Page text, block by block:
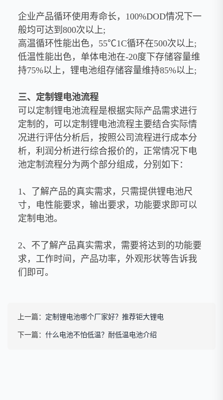
企业产品循环使用寿命长， 100%DOD情况下一
般均可达到 800次以上;
高温循环性能出色， 55℃1C循环在500次以上;
低温性能出色，单体电池在-20度下存储容量维
持75%以上，锂电池组存储容量维持85%以上;
三、定制锂电池流程
可以定制锂电池流程是根据实际产品需求进行
定制的，可以定制锂电池流程主要结合实际情
况进行评估分析后，按照公司流程进行成本分
析，利润分析进行综合报价的，正常情况下电
池定制流程分为两个部分组成，分别如下：
1、了解产品的真实需求，只需提供锂电池尺
寸，电性能要求，输出要求，功能要求即可以
定制电池。
2、不了解产品真实需求，需要将达到的功能要
求，工作时间，产品功率，外观形状等告诉我
们即可。
上一篇： 定制锂电池哪个厂家好？推荐钜大锂电
下一篇： 什么电池不怕低温？耐低温电池介绍